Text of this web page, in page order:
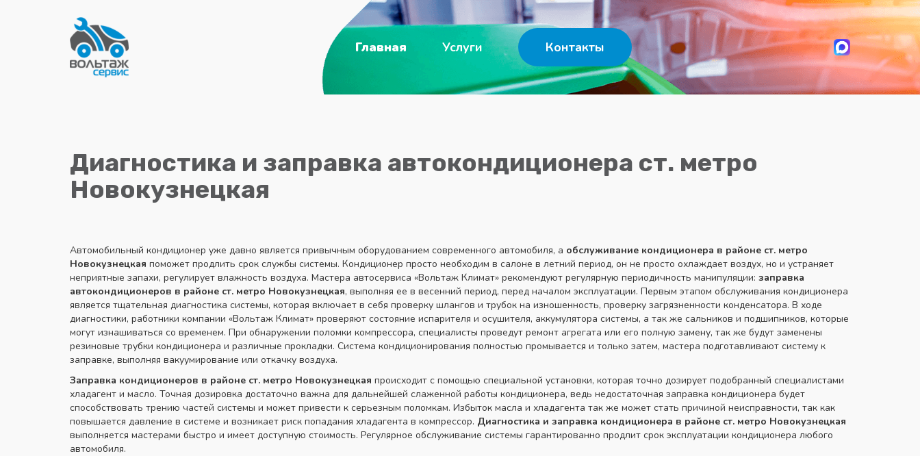
Главная Услуги Контакты
Диагностика и заправка автокондиционера ст. метро
Новокузнецкая
Автомобильный кондиционер уже давно является привычным оборудованием современного автомобиля, а обслуживание кондиционера в районе ст. метро
Новокузнецкая поможет продлить срок службы системы. Кондиционер просто необходим в салоне в летний период, он не просто охлаждает воздух, но и устраняет
неприятные запахи, регулирует влажность воздуха. Мастера автосервиса «Вольтаж Климат» рекомендуют регулярную периодичность манипуляции: заправка
автокондиционеров в районе ст. метро Новокузнецкая, выполняя ее в весенний период, перед началом эксплуатации. Первым этапом обслуживания кондиционера
является тщательная диагностика системы, которая включает в себя проверку шлангов и трубок на изношенность, проверку загрязненности конденсатора. В ходе
диагностики, работники компании «Вольтаж Климат» проверяют состояние испарителя и осушителя, аккумулятора системы, а так же сальников и подшипников, которые
могут изнашиваться со временем. При обнаружении поломки компрессора, специалисты проведут ремонт агрегата или его полную замену, так же будут заменены
резиновые трубки кондиционера и различные прокладки. Система кондиционирования полностью промывается и только затем, мастера подготавливают систему к
заправке, выполняя вакуумирование или откачку воздуха.
Заправка кондиционеров в районе ст. метро Новокузнецкая происходит с помощью специальной установки, которая точно дозирует подобранный специалистами
хладагент и масло. Точная дозировка достаточно важна для дальнейшей слаженной работы кондиционера, ведь недостаточная заправка кондиционера будет
способствовать трению частей системы и может привести к серьезным поломкам. Избыток масла и хладагента так же может стать причиной неисправности, так как
повышается давление в системе и возникает риск попадания хладагента в компрессор. Диагностика и заправка кондиционера в районе ст. метро Новокузнецкая
выполняется мастерами быстро и имеет доступную стоимость. Регулярное обслуживание системы гарантированно продлит срок эксплуатации кондиционера любого
автомобиля.